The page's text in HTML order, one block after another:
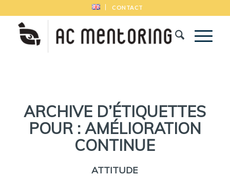
CONTACT
ARCHIVE D’ÉTIQUETTES
POUR : AMÉLIORATION
CONTINUE
ATTITUDE